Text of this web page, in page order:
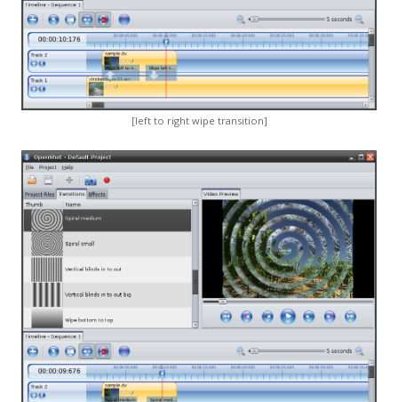
[left to right wipe transition]